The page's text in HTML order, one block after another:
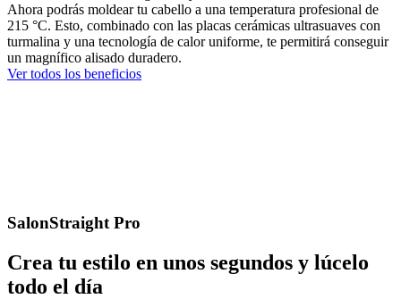
Ahora podrás moldear tu cabello a una temperatura profesional de
215 °C. Esto, combinado con las placas cerámicas ultrasuaves con
turmalina y una tecnología de calor uniforme, te permitirá conseguir
un magnífico alisado duradero.
Ver todos los beneficios
SalonStraight Pro
Crea tu estilo en unos segundos y lúcelo
todo el día